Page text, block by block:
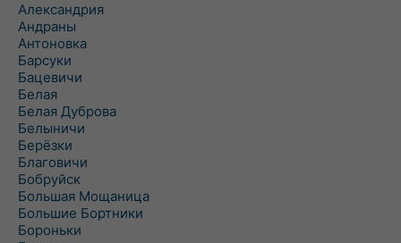
Александрия
Андраны
Антоновка
Барсуки
Бацевичи
Белая
Белая Дуброва
Белыничи
Берёзки
Благовичи
Бобруйск
Большая Мощаница
Большие Бортники
Бороньки